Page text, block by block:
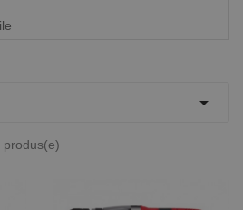

produs(e)